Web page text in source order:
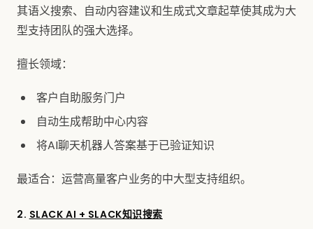
其语义搜索、自动内容建议和生成式文章起草使其成为大
型支持团队的强大选择。
擅长领域：
客户自助服务门户
自动生成帮助中心内容
将AI聊天机器人答案基于已验证知识
最适合：运营高量客户业务的中大型支持组织。
2. SLACK AI + SLACK知识搜索